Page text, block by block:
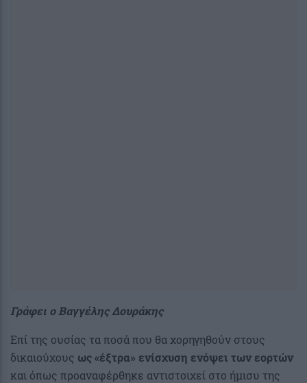
Γράφει ο Βαγγέλης Δουράκης
Επί της ουσίας τα ποσά που θα χορηγηθούν στους
δικαιούχους ως «έξτρα» ενίσχυση ενόψει των εορτών
και όπως προαναφέρθηκε αντιστοιχεί στο ήμισυ της